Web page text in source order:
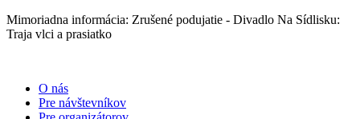
Preskočiť
na
Mimoriadna informácia: Zrušené podujatie - Divadlo Na Sídlisku:
Traja vlci a prasiatko
O nás
Pre návštevníkov